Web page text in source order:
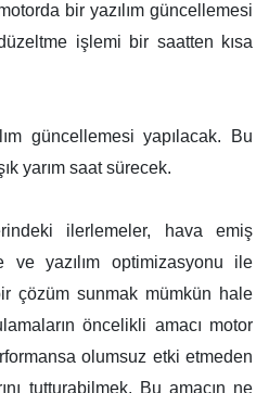
bir yazılım güncellemesi
işlemi bir saatten kısa
güncellemesi yapılacak. Bu
yarım saat sürecek.
ilerlemeler, hava emiş
ve yazılım optimizasyonu ile
çözüm sunmak mümkün hale
öncelikli amacı motor
olumsuz etki etmeden
tutturabilmek. Bu amacın ne